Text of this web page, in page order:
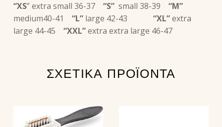
“XS” extra small 36-37 “S”small 38-39
“M”
medium40-41
“L”large 42-43 “XL”extra
large 44-45
“XXL”extra extra large 46-47
ΣΧΕΤΙΚΆ ΠΡΟΪΌΝΤΑ